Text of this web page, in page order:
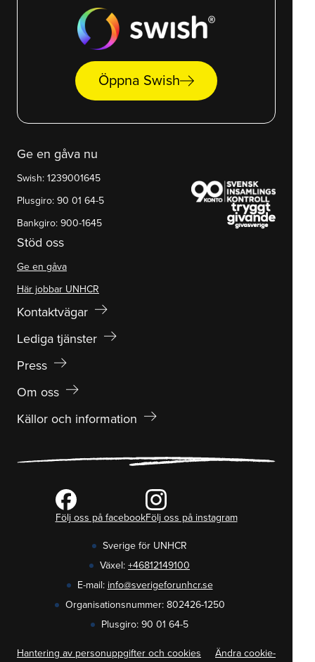
Öppna Swisharrow_right_alt
Ge en gåva nu
Swish: 1239001645
Plusgiro: 90 01 64-5
Bankgiro: 900-1645
Stöd oss
Ge en gåva
Här jobbar UNHCR
Kontaktvägar arrow_right_alt
Lediga tjänster arrow_right_alt
Press arrow_right_alt
Om oss arrow_right_alt
Källor och information arrow_right_alt
Följ oss på facebookFölj oss på instagram
Sverige för UNHCR
Växel: +46812149100
E-mail: info@sverigeforunhcr.se
Organisationsnummer: 802426-1250
Plusgiro: 90 01 64-5
Hantering av personuppgifter och cookies Ändra cookie-